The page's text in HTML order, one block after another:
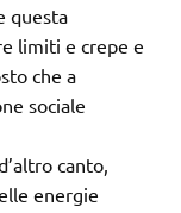
questa
limiti e crepe e
che a
sociale
canto,
energie